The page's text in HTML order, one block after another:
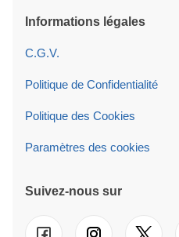
Informations légales
C.G.V.
Politique de Confidentialité
Politique des Cookies
Paramètres des cookies
Suivez-nous sur